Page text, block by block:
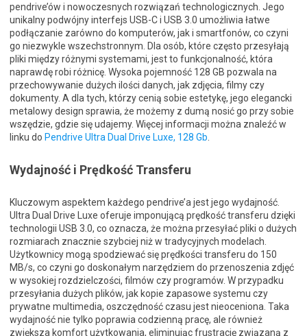
pendrive’ów i nowoczesnych rozwiązań technologicznych. Jego
unikalny podwójny interfejs USB-C i USB 3.0 umożliwia łatwe
podłączanie zarówno do komputerów, jak i smartfonów, co czyni
go niezwykle wszechstronnym. Dla osób, które często przesyłają
pliki między różnymi systemami, jest to funkcjonalność, która
naprawdę robi różnicę. Wysoka pojemność 128 GB pozwala na
przechowywanie dużych ilości danych, jak zdjęcia, filmy czy
dokumenty. A dla tych, którzy cenią sobie estetykę, jego elegancki
metalowy design sprawia, że możemy z dumą nosić go przy sobie
wszędzie, gdzie się udajemy. Więcej informacji można znaleźć w
linku do Pendrive Ultra Dual Drive Luxe, 128 Gb
Wydajność i Prędkość Transferu
Kluczowym aspektem każdego pendrive’a jest jego wydajność.
Ultra Dual Drive Luxe oferuje imponującą prędkość transferu dzięki
technologii USB 3.0, co oznacza, że można przesyłać pliki o dużych
rozmiarach znacznie szybciej niż w tradycyjnych modelach.
Użytkownicy mogą spodziewać się prędkości transferu do 150
MB/s, co czyni go doskonałym narzędziem do przenoszenia zdjęć
w wysokiej rozdzielczości, filmów czy programów. W przypadku
przesyłania dużych plików, jak kopie zapasowe systemu czy
prywatne multimedia, oszczędność czasu jest nieoceniona. Taka
wydajność nie tylko poprawia codzienną pracę, ale również
zwiększa komfort użytkowania, eliminując frustrację związaną z